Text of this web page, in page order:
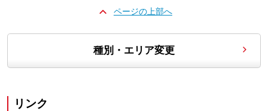
ページの上部へ
種別・エリア変更
リンク